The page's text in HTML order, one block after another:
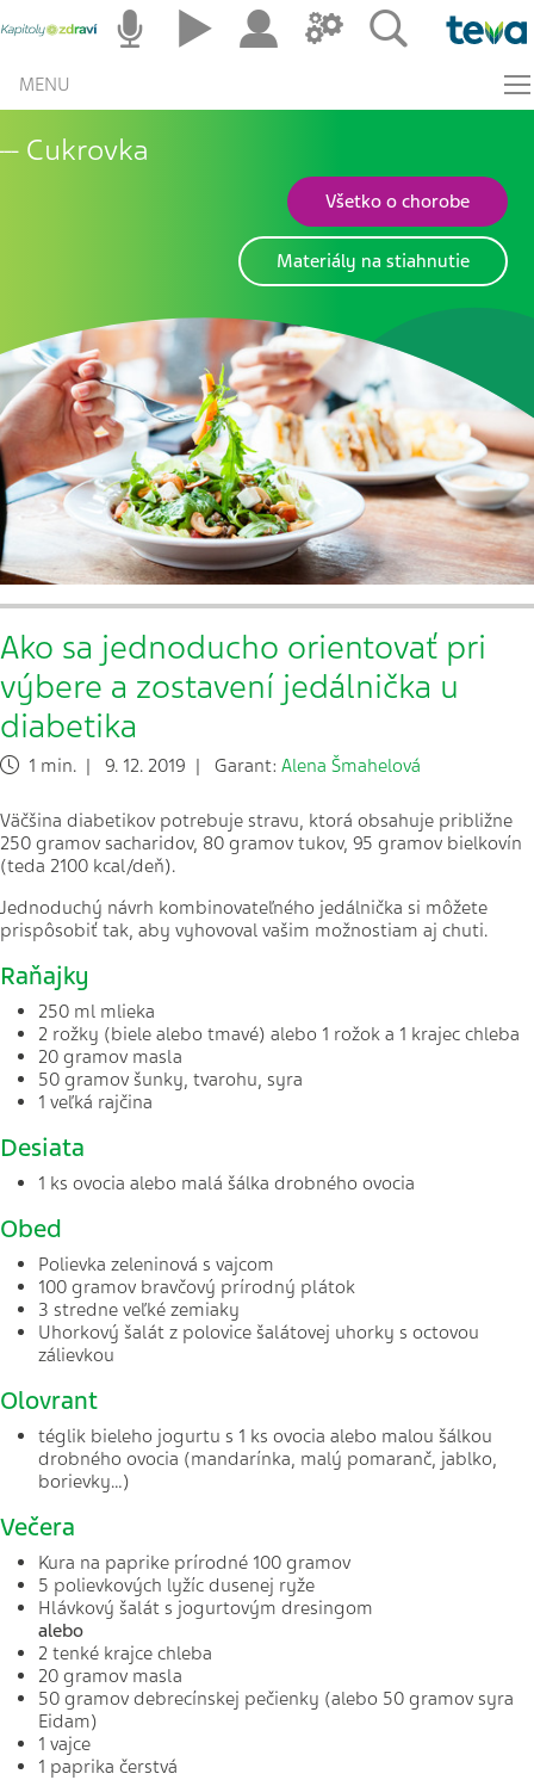
MENU
Cukrovka
Všetko o chorobe
Materiály na stiahnutie
Ako sa jednoducho orientovať pri
výbere a zostavení jedálnička u
diabetika
1 min. | 9. 12. 2019 | Garant: Alena Šmahelová
Väčšina diabetikov potrebuje stravu, ktorá obsahuje približne
250 gramov sacharidov, 80 gramov tukov, 95 gramov bielkovín
(teda 2100 kcal/deň).
Jednoduchý návrh kombinovateľného jedálnička si môžete
prispôsobiť tak, aby vyhovoval vašim možnostiam aj chuti.
Raňajky
250 ml mlieka
2 rožky (biele alebo tmavé) alebo 1 rožok a 1 krajec chleba
20 gramov masla
50 gramov šunky, tvarohu, syra
1 veľká rajčina
Desiata
1 ks ovocia alebo malá šálka drobného ovocia
Obed
Polievka zeleninová s vajcom
100 gramov bravčový prírodný plátok
3 stredne veľké zemiaky
Uhorkový šalát z polovice šalátovej uhorky s octovou
zálievkou
Olovrant
téglik bieleho jogurtu s 1 ks ovocia alebo malou šálkou
drobného ovocia (mandarínka, malý pomaranč, jablko,
borievky…)
Večera
Kura na paprike prírodné 100 gramov
5 polievkových lyžíc dusenej ryže
Hlávkový šalát s jogurtovým dresingom
alebo
2 tenké krajce chleba
20 gramov masla
50 gramov debrecínskej pečienky (alebo 50 gramov syra
Eidam)
1 vajce
1 paprika čerstvá